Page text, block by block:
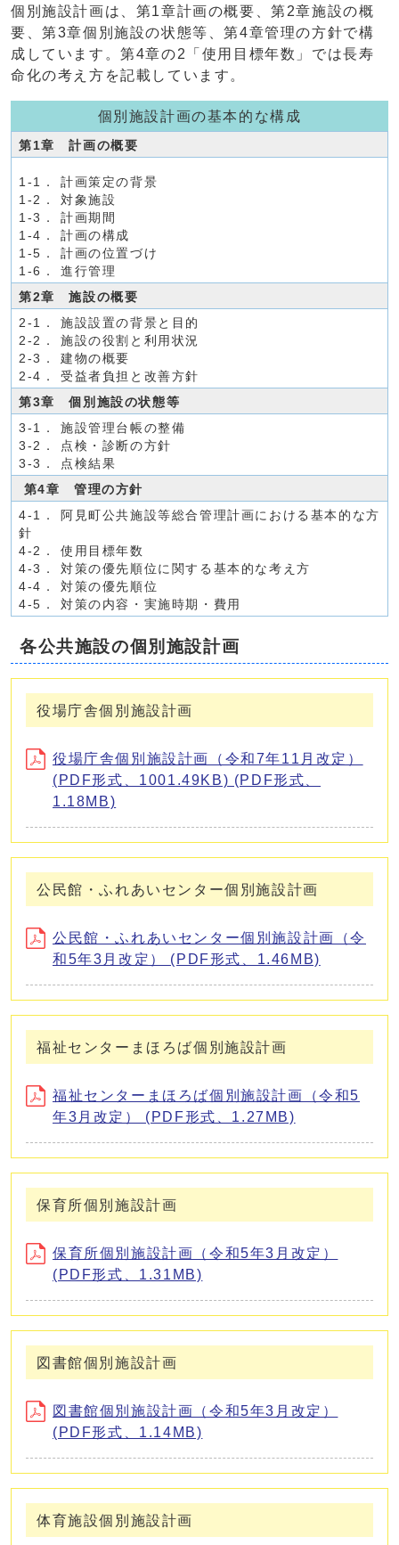
個別施設計画は、第1章計画の概要、第2章施設の概
要、第3章個別施設の状態等、第4章管理の方針で構
成しています。第4章の2「使用目標年数」では長寿
命化の考え方を記載しています。
個別施設計画の基本的な構成
第1章 計画の概要
1-1． 計画策定の背景
1-2． 対象施設
1-3． 計画期間
1-4． 計画の構成
1-5． 計画の位置づけ
1-6． 進行管理
第2章 施設の概要
2-1． 施設設置の背景と目的
2-2． 施設の役割と利用状況
2-3． 建物の概要
2-4． 受益者負担と改善方針
第3章 個別施設の状態等
3-1． 施設管理台帳の整備
3-2． 点検・診断の方針
3-3． 点検結果
第4章 管理の方針
4-1． 阿見町公共施設等総合管理計画における基本的な方
針
4-2． 使用目標年数
4-3． 対策の優先順位に関する基本的な考え方
4-4． 対策の優先順位
4-5． 対策の内容・実施時期・費用
各公共施設の個別施設計画
役場庁舎個別施設計画
役場庁舎個別施設計画（令和7年11月改定）
(PDF形式、1001.49KB) (PDF形式、
1.18MB)
公民館・ふれあいセンター個別施設計画
公民館・ふれあいセンター個別施設計画（令
和5年3月改定） (PDF形式、1.46MB)
福祉センターまほろば個別施設計画
福祉センターまほろば個別施設計画（令和5
年3月改定） (PDF形式、1.27MB)
保育所個別施設計画
保育所個別施設計画（令和5年3月改定）
(PDF形式、1.31MB)
図書館個別施設計画
図書館個別施設計画（令和5年3月改定）
(PDF形式、1.14MB)
体育施設個別施設計画